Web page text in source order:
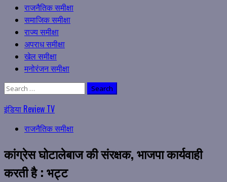
Primary
Menu
राजनैतिक समीक्षा
समाजिक समीक्षा
राज्य समीक्षा
अपराध समीक्षा
खेल समीक्षा
मनोरंजन समीक्षा
Search
इंडिया Review TV
राजनैतिक समीक्षा
कांग्रेस घोटालेबाज की संरक्षक, भाजपा कार्यवाही
करती है : भट्ट